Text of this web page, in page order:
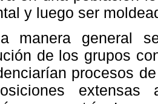
y luego ser
manera general
de los grupos
procesos